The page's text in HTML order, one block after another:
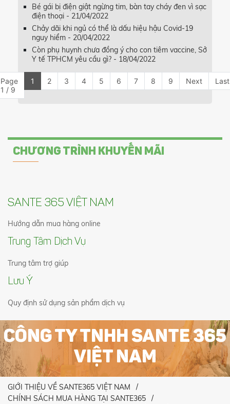
Bé gái bị điện giật ngừng tim, bàn tay cháy đen vì sạc
điện thoại - 21/04/2022
Chảy dãi khi ngủ có thể là dấu hiệu hậu Covid-19
nguy hiểm - 20/04/2022
Còn phụ huynh chưa đồng ý cho con tiêm vaccine, Sở
Y tế TPHCM yêu cầu gì? - 18/04/2022
Page
1 / 9
1 2 3 4 5 6 7 8 9 Next Last
CHƯƠNG TRÌNH KHUYẾN MÃI
SANTE 365 VIỆT NAM
Hướng dẫn mua hàng online
Trung Tâm Dịch Vụ
Trung tâm trợ giúp
Lưu Ý
Quy định sử dụng sản phẩm dịch vụ
CÔNG TY TNHH SANTE 365
VIỆT NAM
GIỚI THIỆU VỀ SANTE365 VIỆT NAM
CHÍNH SÁCH MUA HÀNG TẠI SANTE365